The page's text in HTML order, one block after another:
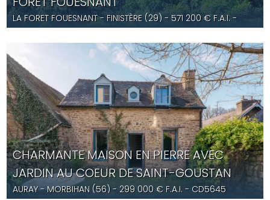
LA FORET FOUESNANT- FINISTÈRE (29) - 571 200 € F.A.I. -
ST5652
CHARMANTE MAISON EN PIERRE AVEC
JARDIN AU COEUR DE SAINT-GOUSTAN
AURAY- MORBIHAN (56) - 299 000 € F.A.I. - CD5645